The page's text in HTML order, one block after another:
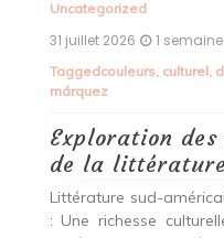
Alimentation Saine
Destination pour une
cœur de la ville,
qu’un simple magasin […]
Lire la suite